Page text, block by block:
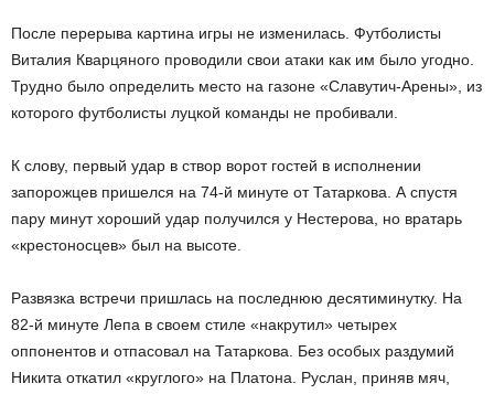
После перерыва картина игры не изменилась. Футболисты
Виталия Кварцяного проводили свои атаки как им было угодно.
Трудно было определить место на газоне «Славутич-Арены», из
которого футболисты луцкой команды не пробивали.
К слову, первый удар в створ ворот гостей в исполнении
запорожцев пришелся на 74-й минуте от Татаркова. А спустя
пару минут хороший удар получился у Нестерова, но вратарь
«крестоносцев» был на высоте.
Развязка встречи пришлась на последнюю десятиминутку. На
82-й минуте Лепа в своем стиле «накрутил» четырех
оппонентов и отпасовал на Татаркова. Без особых раздумий
Никита откатил «круглого» на Платона. Руслан, приняв мяч,